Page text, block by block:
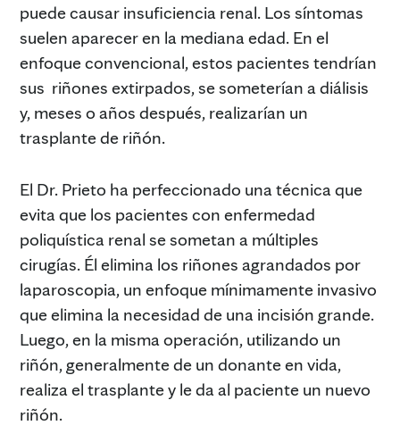
puede causar insuficiencia renal. Los síntomas
suelen aparecer en la mediana edad. En el
enfoque convencional, estos pacientes tendrían
sus riñones extirpados, se someterían a diálisis
y, meses o años después, realizarían un
trasplante de riñón.
El Dr. Prieto ha perfeccionado una técnica que
evita que los pacientes con enfermedad
poliquística renal se sometan a múltiples
cirugías. Él elimina los riñones agrandados por
laparoscopia, un enfoque mínimamente invasivo
que elimina la necesidad de una incisión grande.
Luego, en la misma operación, utilizando un
riñón, generalmente de un donante en vida,
realiza el trasplante y le da al paciente un nuevo
riñón.